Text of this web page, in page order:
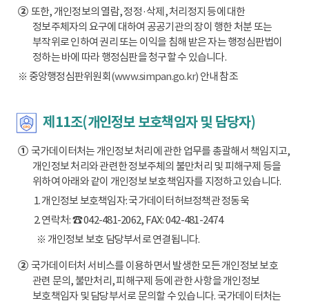
②또한, 개인정보의 열람, 정정·삭제, 처리정지 등에 대한
정보주체자의 요구에 대하여 공공기관의 장이 행한 처분 또는
부작위로 인하여 권리 또는 이익을 침해 받은 자는 행정심판법이
정하는 바에 따라 행정심판을 청구할 수 있습니다.
※ 중앙행정심판위원회(www.simpan.go.kr) 안내 참조
제11조(개인정보 보호책임자 및 담당자)
①국가데이터처는 개인정보 처리에 관한 업무를 총괄해서 책임지고,
개인정보 처리와 관련한 정보주체의 불만처리 및 피해구제 등을
위하여 아래와 같이 개인정보 보호책임자를 지정하고 있습니다.
1. 개인정보 보호책임자: 국가데이터허브정책관 정동욱
2. 연락처: ☎ 042-481-2062, FAX: 042-481-2474
※ 개인정보 보호 담당부서로 연결됩니다.
②국가데이터처 서비스를 이용하면서 발생한 모든 개인정보 보호
관련 문의, 불만처리, 피해구제 등에 관한 사항을 개인정보
보호책임자 및 담당부서로 문의할 수 있습니다. 국가데이터처는